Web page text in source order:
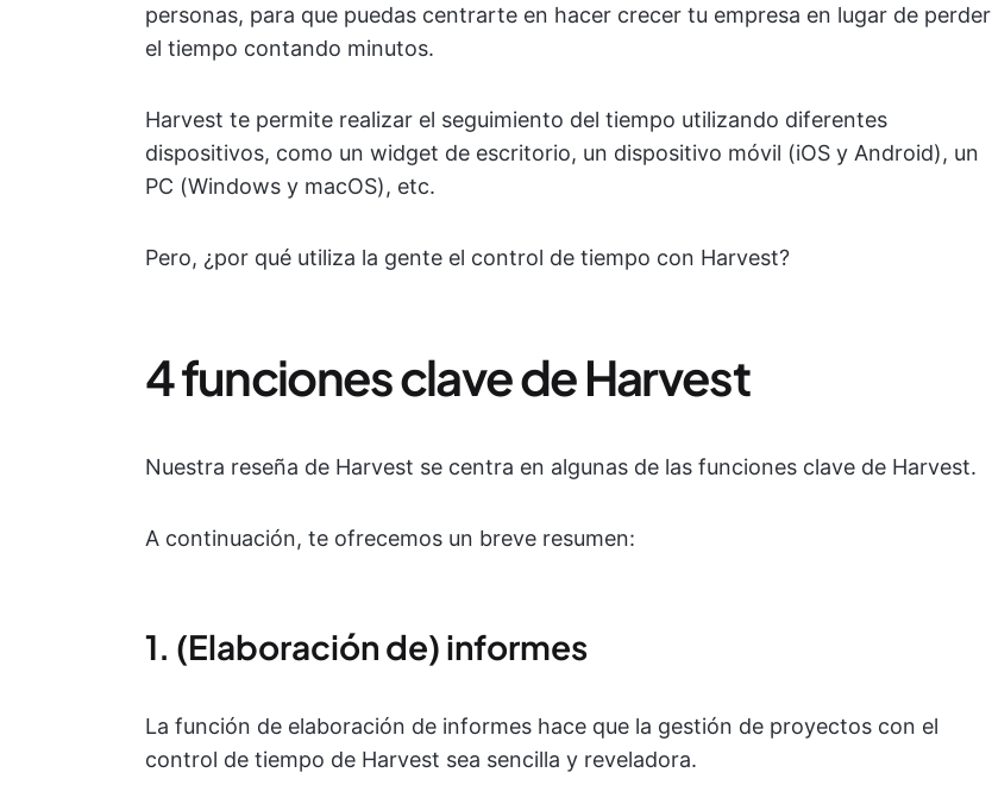
personas, para que puedas centrarte en hacer crecer tu empresa en lugar de perder
el tiempo contando minutos.
Harvest te permite realizar el seguimiento del tiempo utilizando diferentes
dispositivos, como un widget de escritorio, un dispositivo móvil (iOS y Android), un
PC (Windows y macOS), etc.
Pero, ¿por qué utiliza la gente el control de tiempo con Harvest?
4 funciones clave de Harvest
Nuestra reseña de Harvest se centra en algunas de las funciones clave de Harvest.
A continuación, te ofrecemos un breve resumen:
1. (Elaboración de) informes
La función de elaboración de informes hace que la gestión de proyectos con el
control de tiempo de Harvest sea sencilla y reveladora.